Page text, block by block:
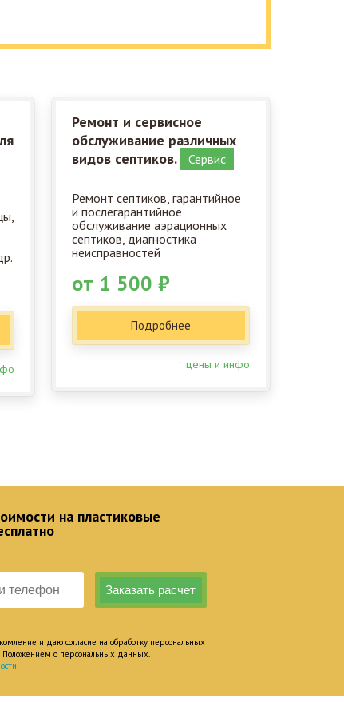
Ремонт и сервисное
обслуживание различных
видов септиков.
Сервис
Ремонт септиков, гарантийное
и послегарантийное
обслуживание аэрационных
септиков, диагностика
неисправностей
от 1 500 ₽
Подробнее
↑ цены и инфо
на пластиковые
и даю согласие на обработку персональных
Положением о персональных данных.